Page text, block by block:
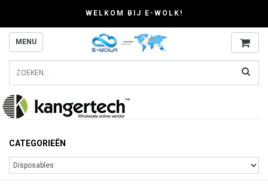
WELKOM BIJ E-WOLK!
MENU
CATEGORIEËN